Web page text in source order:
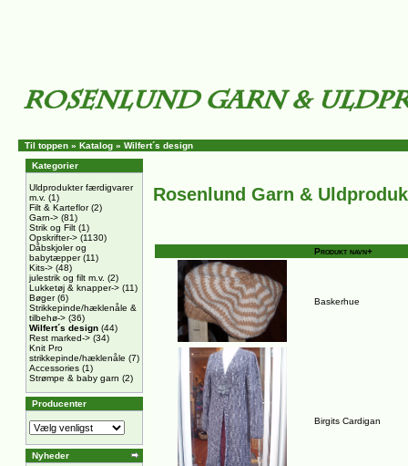
Til toppen » Katalog » Wilfert´s design
Kategorier
Uldprodukter færdigvarer
m.v. (1)
Filt & Karteflor(2)
Garn-> (81)
Strik og Filt (1)
Opskrifter-> (1130)
Dåbskjoler og
babytæpper(11)
Kits-> (48)
julestrik og filt m.v. (2)
Lukketøj & knapper-> (11)
Bøger(6)
Strikkepinde/hæklenåle &
tilbehø-> (36)
Wilfert´s design (44)
Rest marked-> (34)
Knit Pro
strikkepinde/hæklenåle (7)
Accessories (1)
Strømpe & baby garn (2)
Producenter
Nyheder
Rosenlund Garn &
Produkt navn+
Baskerhue
Birgits Cardigan